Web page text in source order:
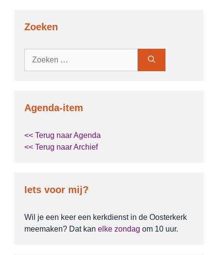
Zoeken
Agenda-item
<< Terug naar Agenda
<< Terug naar Archief
Iets voor mij?
Wil je een keer een kerkdienst in de Oosterkerk
meemaken? Dat kan elke zondag om 10 uur.